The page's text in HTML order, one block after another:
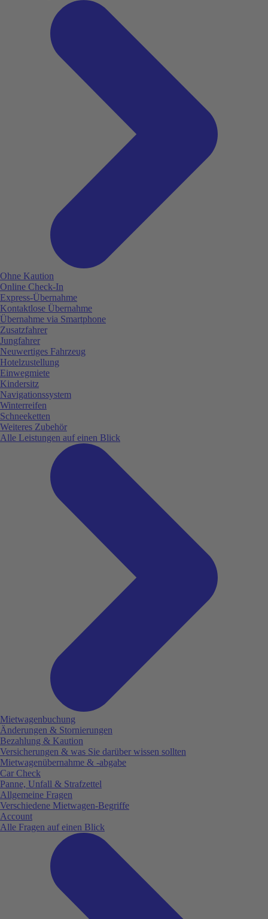
Ohne Kaution
Online Check-In
Express-Übernahme
Kontaktlose Übernahme
Übernahme via Smartphone
Zusatzfahrer
Jungfahrer
Neuwertiges Fahrzeug
Hotelzustellung
Einwegmiete
Kindersitz
Navigationssystem
Winterreifen
Schneeketten
Weiteres Zubehör
Alle Leistungen auf einen Blick
Mietwagenbuchung
Änderungen & Stornierungen
Bezahlung & Kaution
Versicherungen & was Sie darüber wissen sollten
Mietwagenübernahme & -abgabe
Car Check
Panne, Unfall & Strafzettel
Allgemeine Fragen
Verschiedene Mietwagen-Begriffe
Account
Alle Fragen auf einen Blick